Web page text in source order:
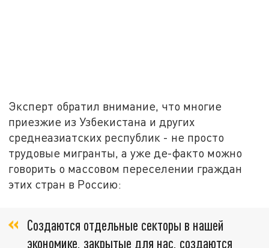
Эксперт обратил внимание, что многие
приезжие из Узбекистана и других
среднеазиатских республик - не просто
трудовые мигранты, а уже де-факто можно
говорить о массовом переселении граждан
этих стран в Россию:
Создаются отдельные секторы в нашей
экономике, закрытые для нас, создаются